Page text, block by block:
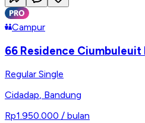
Campur
66 Residence Ciumbuleuit
Regular Single
Cidadap, Bandung
Rp1.950.000 / bulan